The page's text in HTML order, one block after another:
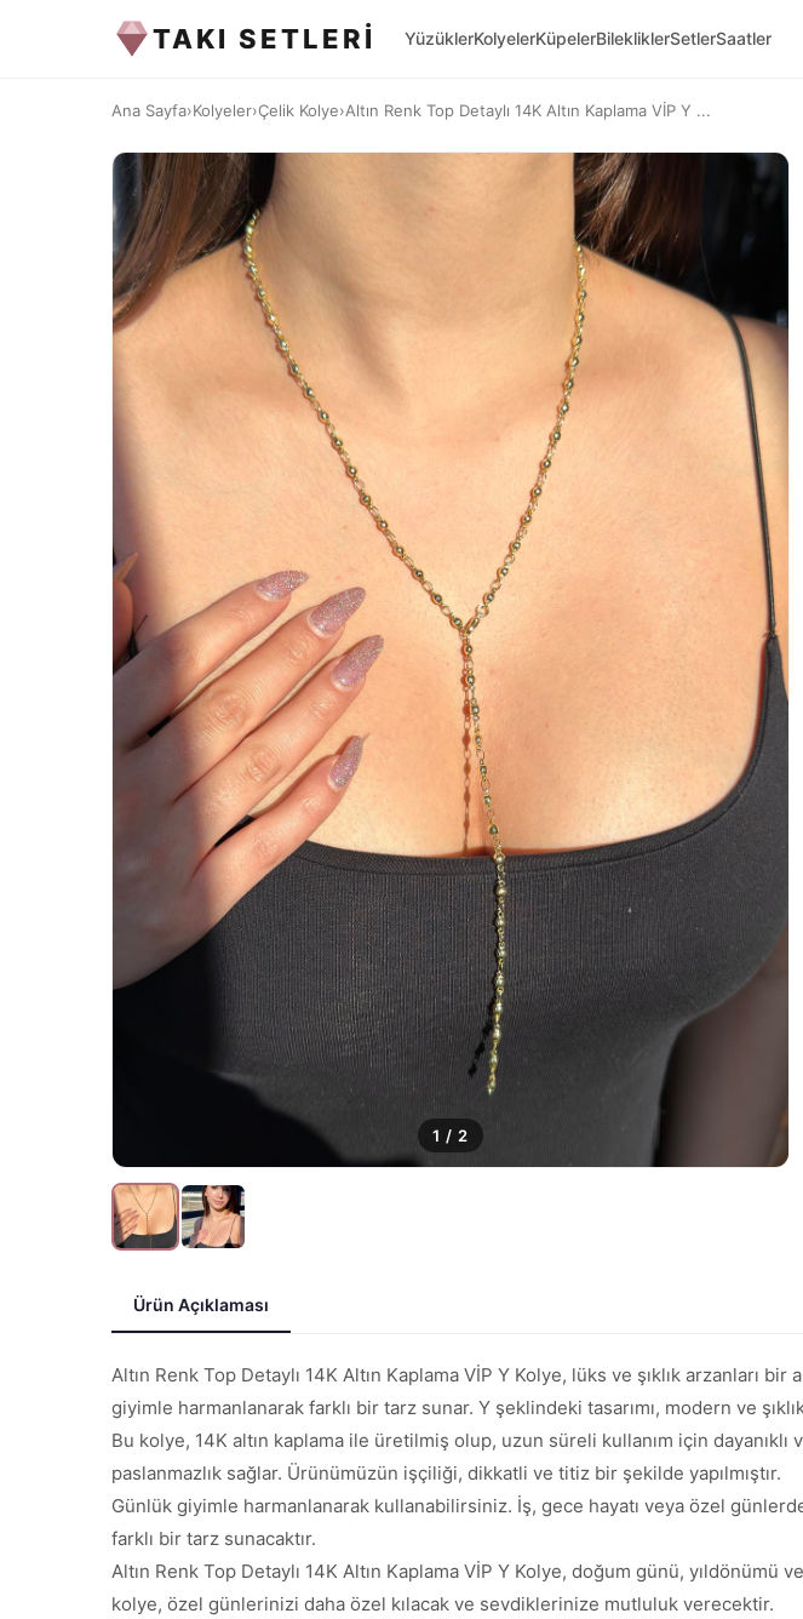
TAKI SETLERİ YüzüklerKolyelerKüpelerBilekliklerSetlerSaatler
Ana Sayfa›Kolyeler›Çelik Kolye›Altın Renk Top Detaylı 14K Altın Kaplama VİP Y ...
1 / 2
Ürün Açıklaması
Altın Renk Top Detaylı 14K Altın Kaplama VİP Y Kolye, lüks ve şıklık
giyimle harmanlanarak farklı bir tarz sunar. Y şeklindeki tasarımı, modern ve
Bu kolye, 14K altın kaplama ile üretilmiş olup, uzun süreli kullanım için
paslanmazlık sağlar. Ürünümüzün işçiliği, dikkatli ve titiz bir şekilde yapılmıştır.
Günlük giyimle harmanlanarak kullanabilirsiniz. İş, gece hayatı veya özel
farklı bir tarz sunacaktır.
Altın Renk Top Detaylı 14K Altın Kaplama VİP Y Kolye, doğum günü,
kolye, özel günlerinizi daha özel kılacak ve sevdiklerinize mutluluk verecektir.